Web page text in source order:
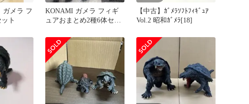
メラ フ
ト
KONAMI ガメラ フィギ
ュアおまとめ2種6体セッ
【中古】ｶﾞﾒﾗｿﾌﾄﾌｨｷﾞｭｱ
Vol.2 昭和ｶﾞﾒﾗ[18]